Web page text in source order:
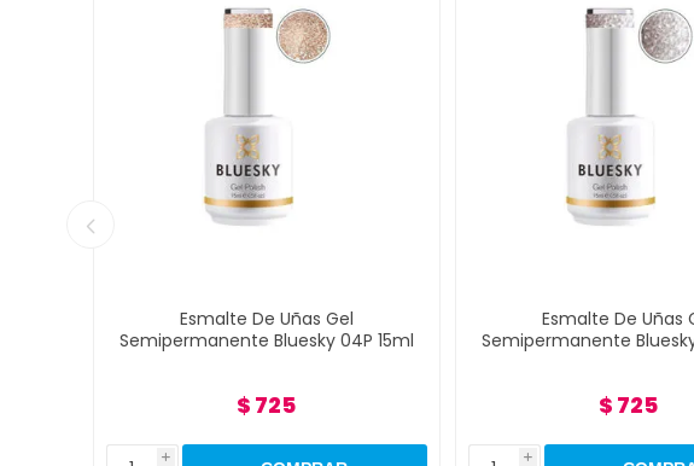
Esmalte De Uñas Gel
Semipermanente Bluesky 04P 15ml
$ 725
Esmalte De Uñas Gel
Semipermanente Bluesky
$ 725